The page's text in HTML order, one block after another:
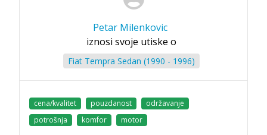
Petar Milenkovic
iznosi svoje utiske o
Fiat Tempra Sedan (1990 - 1996)
cena/kvalitet pouzdanost
održavanje
potrošnja
komfor motor